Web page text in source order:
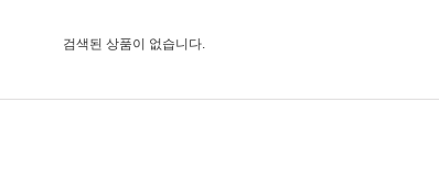
검색된 상품이 없습니다.